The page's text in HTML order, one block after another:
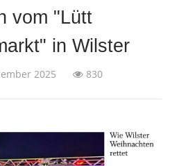
vom "Lütt
in Wilster
2025 830